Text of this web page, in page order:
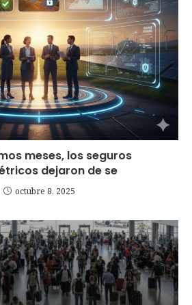
meses, los seguros
dejaron de se
octubre 8, 2025